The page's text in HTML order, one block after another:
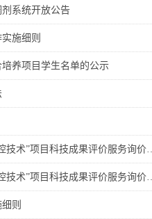
系统开放公告
施细则
养项目学生名单的公示
技术”项目科技成果评价服务询价…
技术”项目科技成果评价服务询价…
则